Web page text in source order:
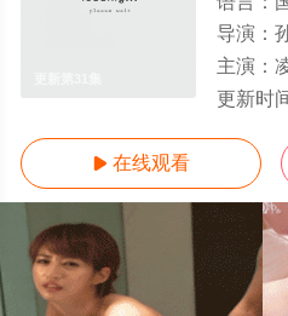
导演：
主演： 凌
更新时
 在线观看